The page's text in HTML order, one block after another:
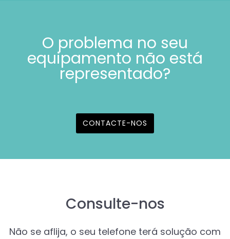
O problema no seu
equipamento não está
representado?
CONTACTE-NOS
Consulte-nos
Não se aflija, o seu telefone terá solução com